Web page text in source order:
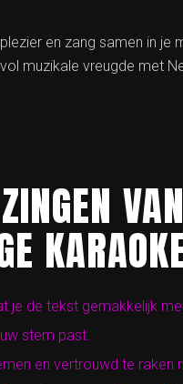
en zang samen in je
muzikale vreugde met
VAN
je de tekst gemakkelijk
stem past.
en vertrouwd te raken